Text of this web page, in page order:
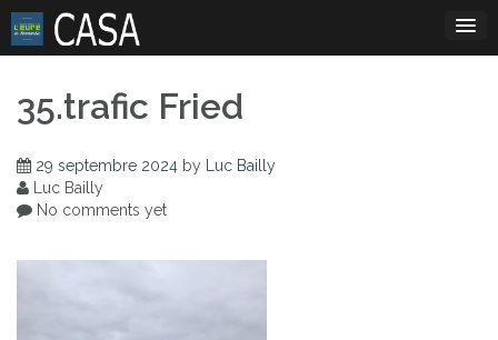
Skip
content
35.trafic Fried
29 septembre 2024 by Luc Bailly
Luc Bailly
No comments yet